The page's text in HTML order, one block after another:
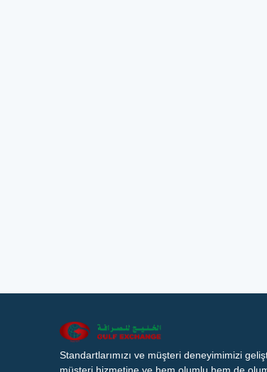
Standartlarımızı ve müşteri deneyimimizi